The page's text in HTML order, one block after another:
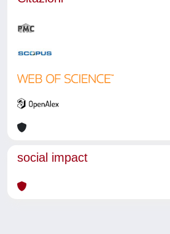
social impact